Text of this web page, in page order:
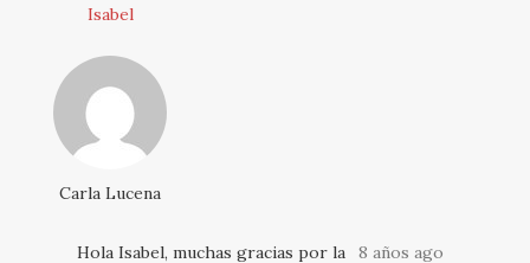
Isabel
Carla Lucena
8 años ago
Hola Isabel, muchas gracias por la